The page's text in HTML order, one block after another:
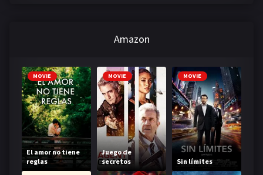
Amazon
MOVIE
El amor no tiene
reglas
MOVIE
Juego de
secretos
MOVIE
Sin límites